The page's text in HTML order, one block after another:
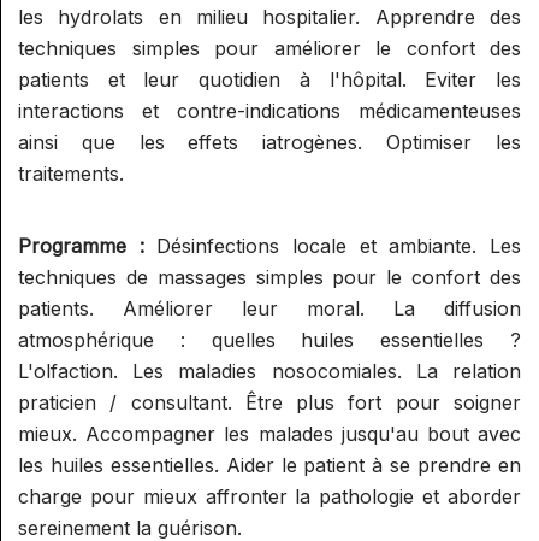
SPÉCIALISATION : RÉFLEXOLOGIE
ET ONCOLOGIE
SPÉCIALISATION : RÉFLEXOLOGIE
PÉDIATRIQUE
PRATICIEN/CONSULTANT
SUPERVISION AROMA
SUPERVISION RÉFLEXOLOGIE
GESTION ET COMMUNICATION
AIDE À L'INSTALLATION ET
GESTION
COMMUNICATION ET
PROMOTION D'UNE ACTIVITÉ
ELIXIRS
ELIXIRS FLORAUX NIVEAU 1
PHYTOTHÉRAPIE PRATIQUE
PHYTOTHÉRAPIE PRATIQUE
MICRONUTRITION PRATIQUE
AROMATOLOGUE MYRTÉA
(RECONNU PAR LE SPN)
CONSEILLER EN
HYDROLATHÉRAPIE GLOBALE
CONSEILLER EN
AROMATHÉRAPIE SUBTILE
MINI MODULES BIEN-ÊTRE DE
L'HABITAT
INITIATION AU FENG SHUI
INITIATION À LA GÉOBIOLOGIE
STAGES CONVIVIAUX
STAGES PRATIQUE ALTHEA
PROVENCE / MYRTÉA
FORMATIONS
les hydrolats en milieu hospitalier. Apprendre des
techniques simples pour améliorer le confort des
patients et leur quotidien à l'hôpital. Eviter les
interactions et contre-indications médicamenteuses
ainsi que les effets iatrogènes. Optimiser les
traitements.
Programme : Désinfections locale et ambiante. Les
techniques de massages simples pour le confort des
patients. Améliorer leur moral. La diffusion
atmosphérique : quelles huiles essentielles ?
L'olfaction. Les maladies nosocomiales. La relation
praticien / consultant. Être plus fort pour soigner
mieux. Accompagner les malades jusqu'au bout avec
les huiles essentielles. Aider le patient à se prendre en
charge pour mieux affronter la pathologie et aborder
sereinement la guérison.